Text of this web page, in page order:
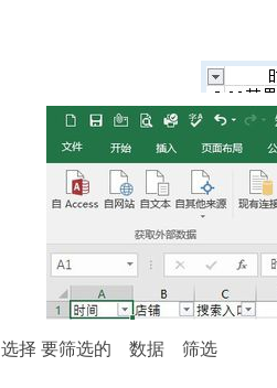
选择 要筛选的 数据 筛选